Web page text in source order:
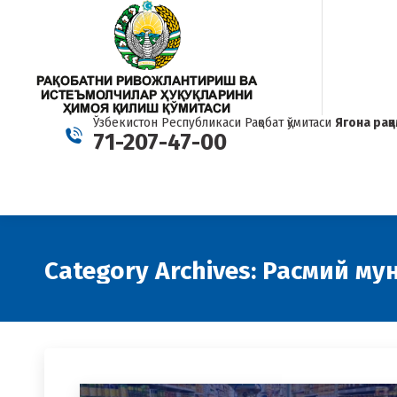
Ўзбекистон Республикаси Рақобат қўмитаси Ягона
71-207-47-00
Category Archives: Расмий